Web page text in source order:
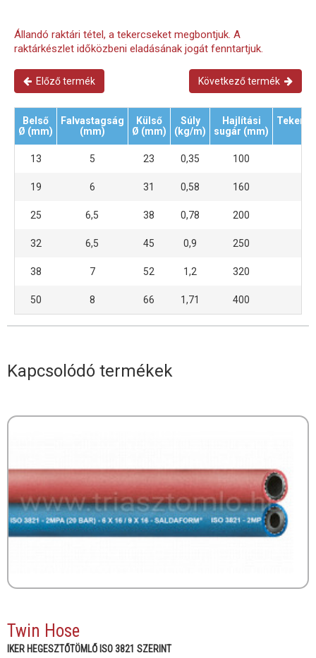
Állandó raktári tétel, a tekercseket megbontjuk. A
raktárkészlet időközbeni eladásának jogát fenntartjuk.
Előző termék Következő termék
Belső
Ø (mm)
Falvastagság
(mm)
Külső
Ø (mm)
Súly
(kg/m)
Hajlítási
sugár (mm)
13 5 23 0,35 100
19 6 31 0,58 160
25 6,5 38 0,78 200
32 6,5 45 0,9 250
38 7 52 1,2 320
50 8 66 1,71 400
Kapcsolódó termékek
Twin Hose
IKER HEGESZTŐTÖMLŐ ISO 3821 SZERINT